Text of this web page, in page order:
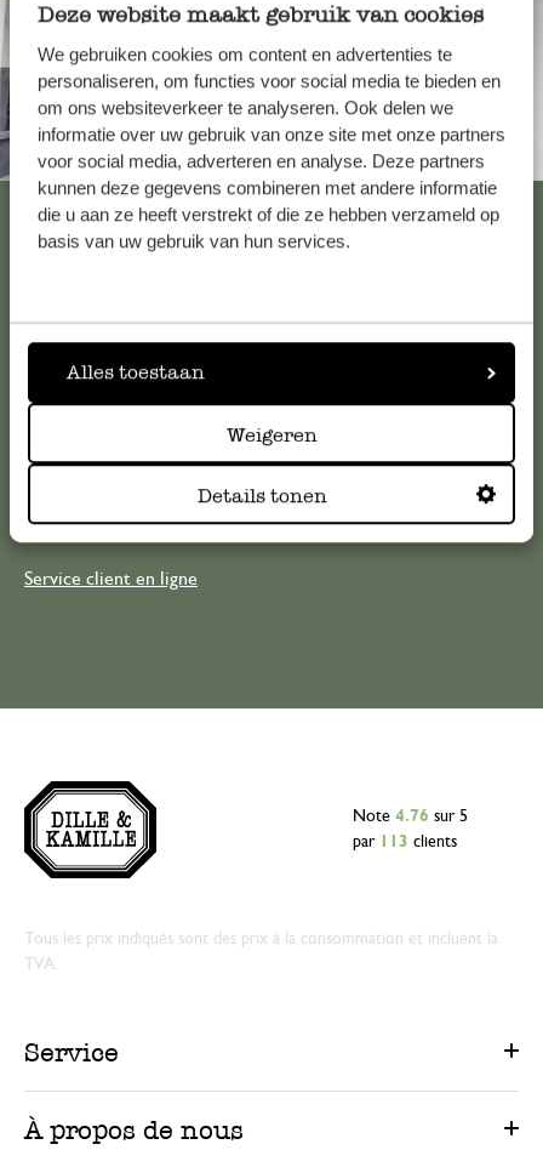
Deze website maakt gebruik van cookies
We gebruiken cookies om content en advertenties te
personaliseren, om functies voor social media te bieden en
om ons websiteverkeer te analyseren. Ook delen we
informatie over uw gebruik van onze site met onze partners
voor social media, adverteren en analyse. Deze partners
kunnen deze gegevens combineren met andere informatie
die u aan ze heeft verstrekt of die ze hebben verzameld op
basis van uw gebruik van hun services.
Alles toestaan
Weigeren
Details tonen
Toujours à proximité
Voir les 62 magasins
Service clientèle
Pour toute question ou demande de conseil ou d’aide,
veuillez contacter notre service clientèle. Ou retrouvez ici
questions les plus fréquemment posées
serviceclientele@dille-kamille.com
Service client en ligne
Note 4.76 sur 5
par
113 clients
Tous les prix indiqués sont des prix à la consommation et incluent la
TVA.
Service
À propos de nous